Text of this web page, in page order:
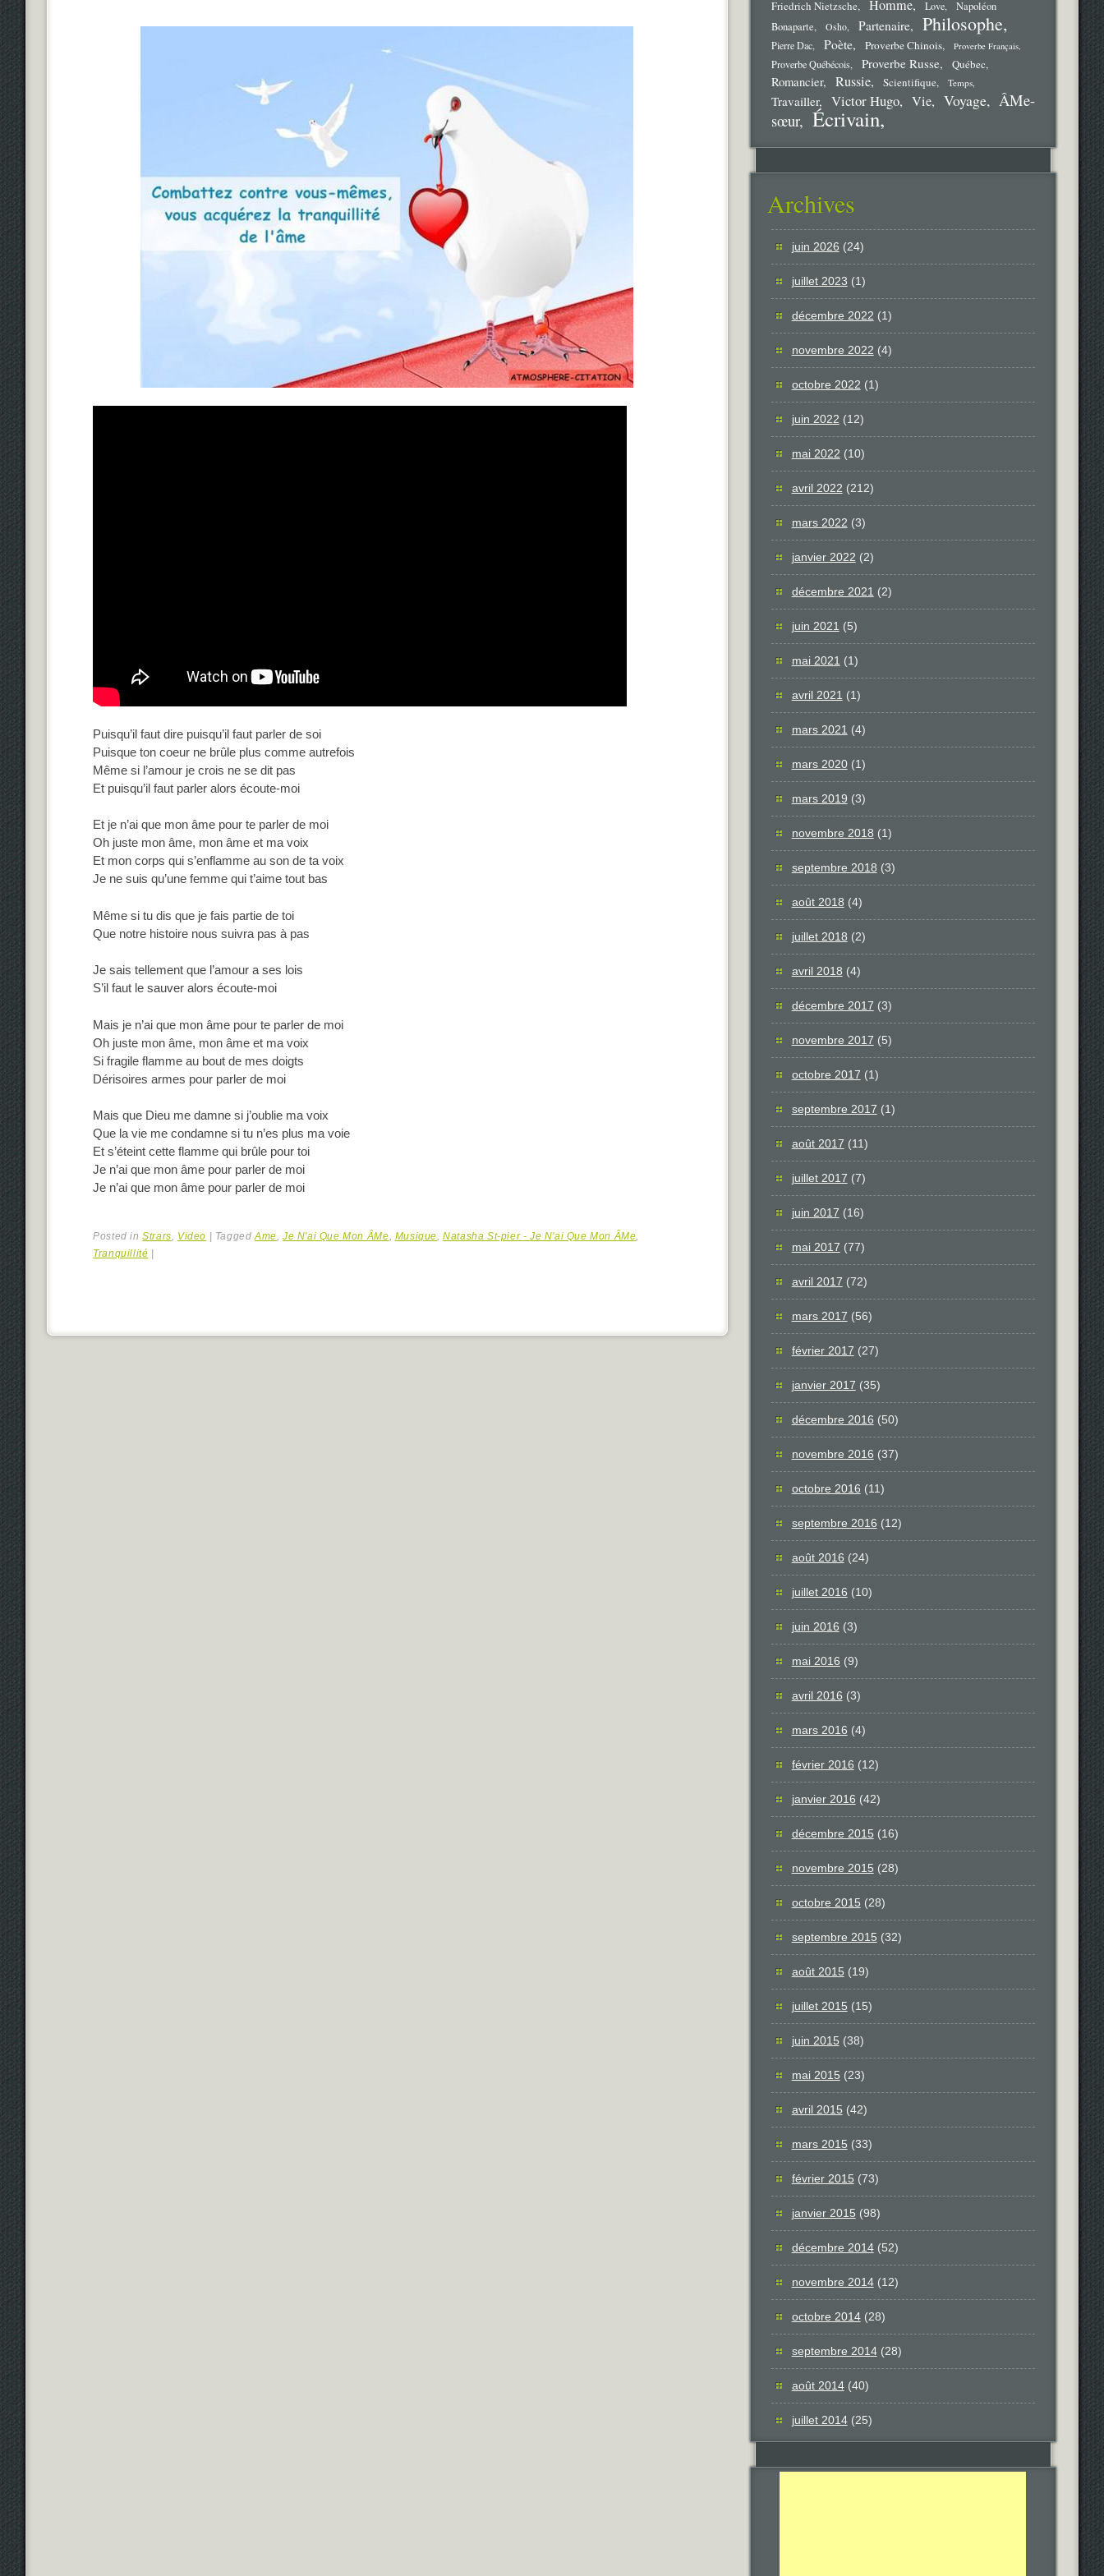
Puisqu’il faut dire puisqu’il faut parler de soi
Puisque ton coeur ne brûle plus comme autrefois
Même si l’amour je crois ne se dit pas
Et puisqu’il faut parler alors écoute-moi
Et je n’ai que mon âme pour te parler de moi
Oh juste mon âme, mon âme et ma voix
Et mon corps qui s’enflamme au son de ta voix
Je ne suis qu’une femme qui t’aime tout bas
Même si tu dis que je fais partie de toi
Que notre histoire nous suivra pas à pas
Je sais tellement que l’amour a ses lois
S’il faut le sauver alors écoute-moi
Mais je n’ai que mon âme pour te parler de moi
Oh juste mon âme, mon âme et ma voix
Si fragile flamme au bout de mes doigts
Dérisoires armes pour parler de moi
Mais que Dieu me damne si j’oublie ma voix
Que la vie me condamne si tu n’es plus ma voie
Et s’éteint cette flamme qui brûle pour toi
Je n’ai que mon âme pour parler de moi
Je n’ai que mon âme pour parler de moi
Posted inStrars Video | TaggedAme ,Je N'ai Que Mon ÂMe Musique ,Natasha St-pier - Je N'ai Que Mon ÂMe
Tranquillité |
Friedrich Nietzsche Homme Love
Napoléon
Bonaparte
Osho Partenaire Philosophe
Pierre Dac Poète Proverbe Chinois Proverbe Français
Proverbe Québécois Proverbe Russe Québec
Romancier Russie Scientifique Temps
Travailler Victor Hugo Vie Voyage
ÂMe-
sœur
Écrivain
Archives
juin 2026 (24)
juillet 2023 (1)
décembre 2022 (1)
novembre 2022 (4)
octobre 2022 (1)
juin 2022 (12)
mai 2022 (10)
avril 2022 (212)
mars 2022 (3)
janvier 2022 (2)
décembre 2021 (2)
juin 2021 (5)
mai 2021 (1)
avril 2021 (1)
mars 2021 (4)
mars 2020(1)
mars 2019 (3)
novembre 2018 (1)
septembre 2018 (3)
août 2018 (4)
juillet 2018 (2)
avril 2018 (4)
décembre 2017 (3)
novembre 2017 (5)
octobre 2017 (1)
septembre 2017 (1)
août 2017 (11)
juillet 2017 (7)
juin 2017 (16)
mai 2017 (77)
avril 2017 (72)
mars 2017 (56)
février 2017 (27)
janvier 2017 (35)
décembre 2016 (50)
novembre 2016 (37)
octobre 2016 (11)
septembre 2016 (12)
août 2016 (24)
juillet 2016 (10)
juin 2016 (3)
mai 2016 (9)
avril 2016 (3)
mars 2016 (4)
février 2016 (12)
janvier 2016 (42)
décembre 2015(16)
novembre 2015(28)
octobre 2015(28)
septembre 2015(32)
août 2015(19)
juillet 2015(15)
juin 2015(38)
mai 2015 (23)
avril 2015(42)
mars 2015(33)
février 2015(73)
janvier 2015(98)
décembre 2014(52)
novembre 2014(12)
octobre 2014(28)
septembre 2014(28)
août 2014(40)
juillet 2014(25)